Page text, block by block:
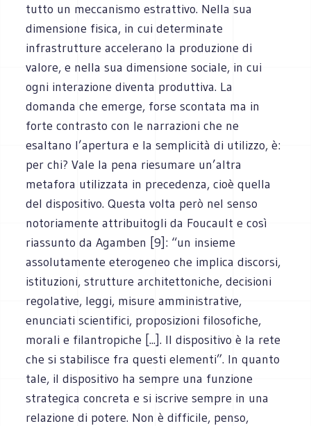
tutto un meccanismo estrattivo. Nella sua
dimensione fisica, in cui determinate
infrastrutture accelerano la produzione di
valore, e nella sua dimensione sociale, in cui
ogni interazione diventa produttiva. La
domanda che emerge, forse scontata ma in
forte contrasto con le narrazioni che ne
esaltano l’apertura e la semplicità di utilizzo, è:
per chi? Vale la pena riesumare un’altra
metafora utilizzata in precedenza, cioè quella
del dispositivo. Questa volta però nel senso
notoriamente attribuitogli da Foucault e così
riassunto da Agamben [9]: “un insieme
assolutamente eterogeneo che implica discorsi,
istituzioni, strutture architettoniche, decisioni
regolative, leggi, misure amministrative,
enunciati scientifici, proposizioni filosofiche,
morali e filantropiche [...]. Il dispositivo è la rete
che si stabilisce fra questi elementi”. In quanto
tale, il dispositivo ha sempre una funzione
strategica concreta e si iscrive sempre in una
relazione di potere. Non è difficile, penso,